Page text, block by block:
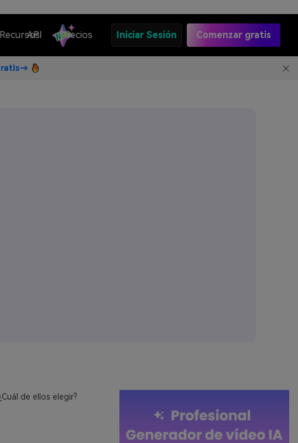
Recursos
API Precios Iniciar Sesión Comenzar gratis
de ellos elegir?